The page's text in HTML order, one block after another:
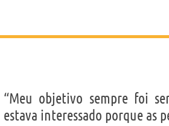
“Meu objetivo sempre foi
estava interessado porque as